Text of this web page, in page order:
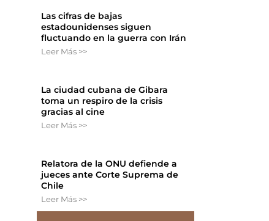
Las cifras de bajas
estadounidenses siguen
fluctuando en la guerra con Irán
Leer Más >>
La ciudad cubana de Gibara
toma un respiro de la crisis
gracias al cine
Leer Más >>
Relatora de la ONU defiende a
jueces ante Corte Suprema de
Chile
Leer Más >>